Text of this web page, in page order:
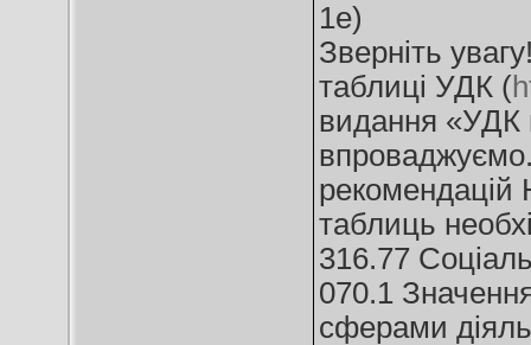
1е)
Зверніть
таблиці УДК (
видання «УДК
таблиць
316.77
070.1
сферами